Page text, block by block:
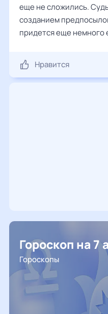
еще не сложились.
созданием
придется еще немного
Нравится
Гороскоп на 7
Гороскопы